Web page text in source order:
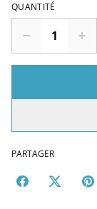
QUANTITÉ
PARTAGER